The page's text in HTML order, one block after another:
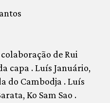
de Rui
capa . Luís Januário,
do Cambodja . Luís
Ko Sam Sao .